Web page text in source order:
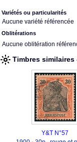
Variétés ou particularités
Aucune variété référencée
Oblitérations
Aucune oblitération
Timbres similaires
Y&T N°57